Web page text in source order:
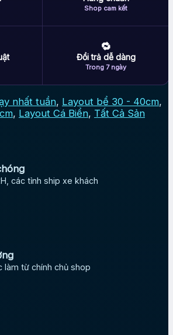
Shop cam kết
🔁
Đổi trả dễ dàng
Trong 7 ngày
nhất tuần, Layout bể 30 - 40cm,
, Layout Cá Biển, Tất Cả Sản
các tỉnh ship xe khách
làm từ chính chủ shop